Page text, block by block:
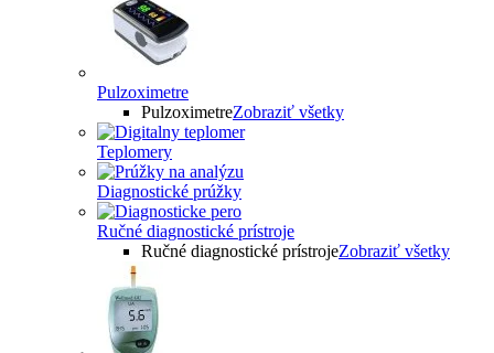
Pulzoximetre
PulzoximetreZobraziť všetky
Teplomery
Diagnostické prúžky
Ručné diagnostické prístroje
Ručné diagnostické prístrojeZobraziť všetky